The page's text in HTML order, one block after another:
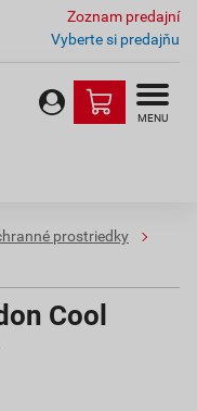
Zoznam predajní
Vyberte si predajňu
MENU
prostriedky
Cool